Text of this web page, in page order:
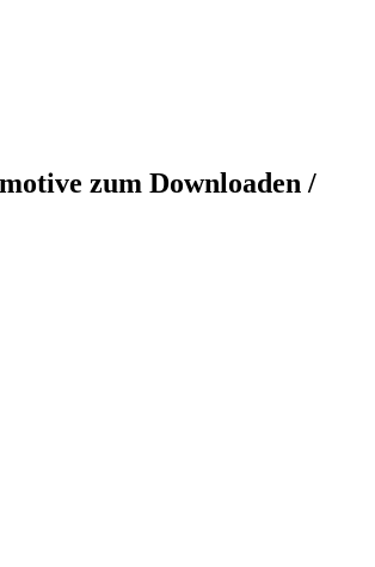
zum Downloaden /